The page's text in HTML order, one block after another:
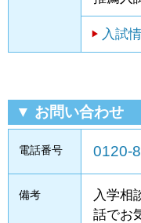
入試
▼ お問い合わせ
電話番号 0120-
備考
入学相
話でお